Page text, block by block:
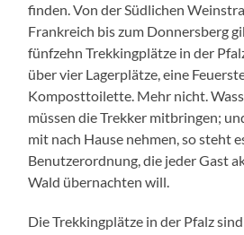
finden. Von der Südlichen
Frankreich bis zum Donnersberg
fünfzehn Trekkingplätze in der
über vier Lagerplätze, eine
Komposttoilette. Mehr nicht.
müssen die Trekker mitbringen;
mit nach Hause nehmen, so steht
Benutzerordnung, die jeder Gast
Wald übernachten will.
Die Trekkingplätze in der Pfalz